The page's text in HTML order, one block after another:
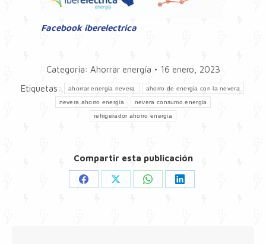
Facebook iberelectrica
Categoría: Ahorrar energía
16 enero, 2023
Etiquetas:
ahorrar energia nevera ahorro de energia con la nevera
nevera ahorro energia nevera consumo energia
refrigerador ahorro energia
Compartir esta publicación
Share
Share
Share
Share